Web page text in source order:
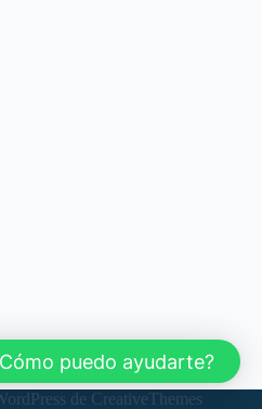
de CreativeThemes
puedo ayudarte?